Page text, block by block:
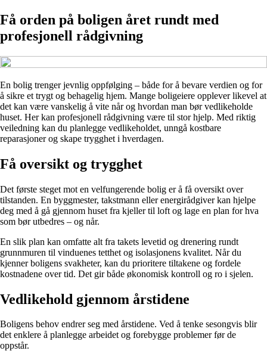
Få orden på boligen året rundt med
profesjonell rådgivning
En bolig trenger jevnlig oppfølging – både for å bevare verdien og for
å sikre et trygt og behagelig hjem. Mange boligeiere opplever likevel at
det kan være vanskelig å vite når og hvordan man bør vedlikeholde
huset. Her kan profesjonell rådgivning være til stor hjelp. Med riktig
veiledning kan du planlegge vedlikeholdet, unngå kostbare
reparasjoner og skape trygghet i hverdagen.
Få oversikt og trygghet
Det første steget mot en velfungerende bolig er å få oversikt over
tilstanden. En byggmester, takstmann eller energirådgiver kan hjelpe
deg med å gå gjennom huset fra kjeller til loft og lage en plan for hva
som bør utbedres – og når.
En slik plan kan omfatte alt fra takets levetid og drenering rundt
grunnmuren til vinduenes tetthet og isolasjonens kvalitet. Når du
kjenner boligens svakheter, kan du prioritere tiltakene og fordele
kostnadene over tid. Det gir både økonomisk kontroll og ro i sjelen.
Vedlikehold gjennom årstidene
Boligens behov endrer seg med årstidene. Ved å tenke sesongvis blir
det enklere å planlegge arbeidet og forebygge problemer før de
oppstår.